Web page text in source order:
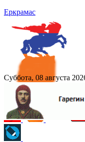
Еркрамас
Суббота, 08 августа